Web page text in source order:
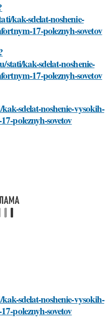
kak-sdelat-noshenie-
17-poleznyh-sovetov
kak-sdelat-noshenie-
17-poleznyh-sovetov
sdelat-noshenie-vysokih-
poleznyh-sovetov
sdelat-noshenie-vysokih-
poleznyh-sovetov